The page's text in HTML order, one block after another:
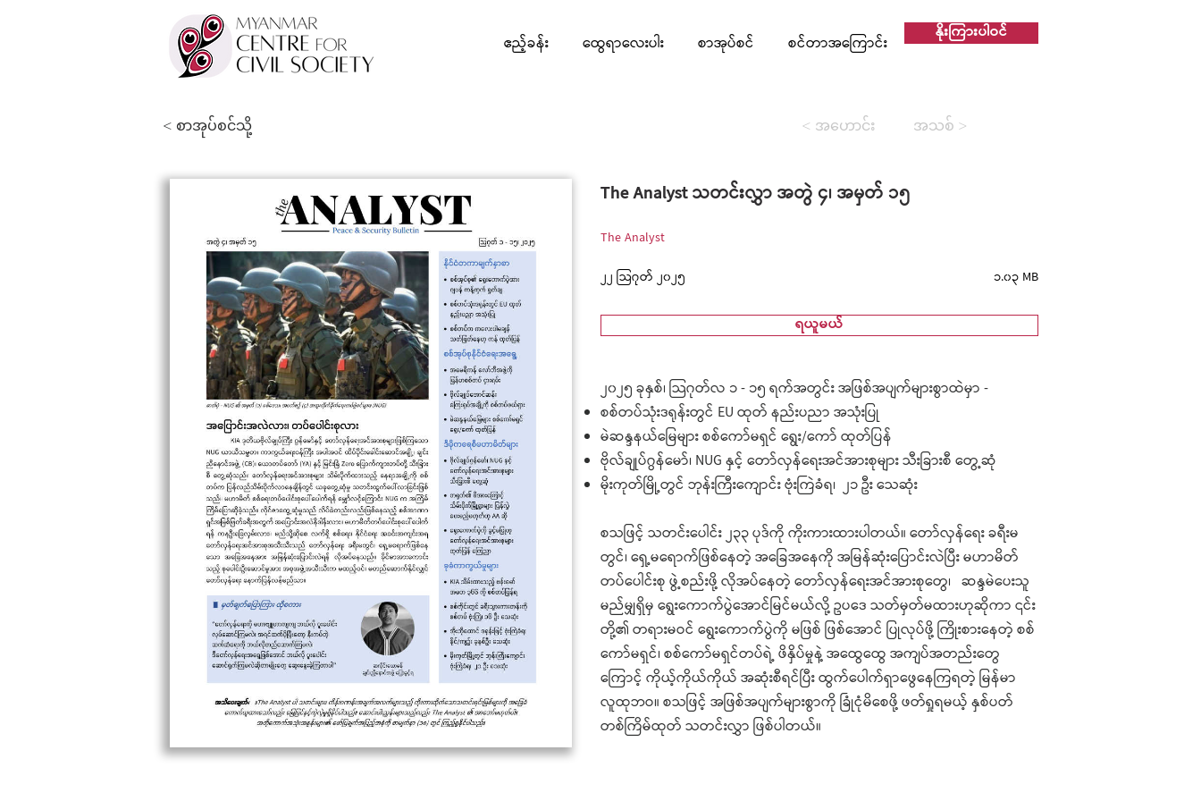
ဧည့်ခန်း ထွေရာလေးပါး စာအုပ်စင် စင်တာအကြောင်း နိုးကြားပါဝင်
< စာအုပ်စင်သို့ < အဟောင်း အသစ် >
The Analyst သတင်းလွှာ အတွဲ ၄၊ အမှတ် ၁၅
The Analyst
၂၂ သြဂုတ် ၂၀၂၅
၁.၀၃ MB
ရယူမယ်
၂၀၂၅ ခုနှစ်၊ သြဂုတ်လ ၁ - ၁၅ ရက်အတွင်း အဖြစ်အပျက်များစွာထဲမှာ -
စစ်တပ်သုံးဒရုန်းတွင် EU ထုတ် နည်းပညာ အသုံးပြု
မဲဆန္ဒနယ်မြေများ စစ်ကော်မရှင် ရွေး/ကော် ထုတ်ပြန်
ဗိုလ်ချုပ်ဂွန်မော်၊ NUG နှင့် တော်လှန်ရေးအင်အားစုများ သီးခြားစီ တွေ့ဆုံ
မိုးကုတ်မြို့တွင် ဘုန်းကြီးကျောင်း ဗုံးကြဲခံရ၊ ၂၁ ဦး သေဆုံး
စသဖြင့် သတင်းပေါင်း ၂၃၃ ပုဒ်ကို ကိုးကားထားပါတယ်။ တော်လှန်ရေး ခရီးမ
တွင်၊ ရှေ့မရောက်ဖြစ်နေတဲ့ အခြေအနေကို အမြန်ဆုံးပြောင်းလဲပြီး မဟာမိတ်
တပ်ပေါင်းစု ဖွဲ့စည်းဖို့ လိုအပ်နေတဲ့ တော်လှန်ရေးအင်အားစုတွေ၊ ဆန္ဒမဲပေးသူ
မည်မျှရှိမှ ရွေးကောက်ပွဲအောင်မြင်မယ်လို့ ဥပဒေ သတ်မှတ်မထားဟုဆိုကာ ၎င်း
တို့၏ တရားမဝင် ရွေးကောက်ပွဲကို မဖြစ် ဖြစ်အောင် ပြုလုပ်ဖို့ ကြိုးစားနေတဲ့ စစ်
ကော်မရှင်၊ စစ်ကော်မရှင်တပ်ရဲ့ ဖိနှိပ်မှုနဲ့ အထွေထွေ အကျပ်အတည်းတွေ
ကြောင့် ကိုယ့်ကိုယ်ကိုယ် အဆုံးစီရင်ပြီး ထွက်ပေါက်ရှာဖွေနေကြရတဲ့ မြန်မာ
လူထုဘဝ။ စသဖြင့် အဖြစ်အပျက်များစွာကို ခြုံငုံမိစေဖို့ ဖတ်ရှုရမယ့် နှစ်ပတ်
တစ်ကြိမ်ထုတ် သတင်းလွှာ ဖြစ်ပါတယ်။